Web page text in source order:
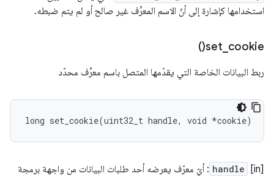
استخدامها كإشارة إلى أنّ الاسم المعرِّف غير صالح أو لم يتم ضبطه.
set_cookie(
)
ربط البيانات الخاصة التي يقدّمها المتصل باسم معرِّف محدّد
long set_cookie(uint32_t handle, void *cookie)
[in]
handle : أيّ معرّف يعرضه أحد طلبات البيانات من واجهة برمجة